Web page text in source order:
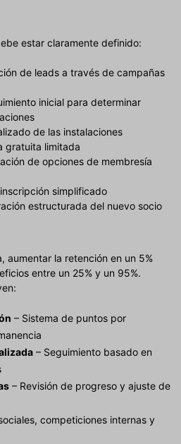
estar claramente definido:
de leads a través de campañas
inicial para determinar
de las instalaciones
gratuita limitada
de opciones de membresía
simplificado
estructurada del nuevo socio
aumentar la retención en un 5%
entre un 25% y un 95%.
– Sistema de puntos por
– Seguimiento basado en
– Revisión de progreso y ajuste de
competiciones internas y